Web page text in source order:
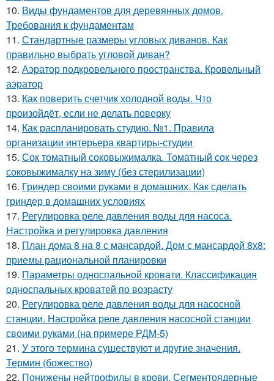
10. Виды фундаментов для деревянных домов.
Требования к фундаментам
11. Стандартные размеры угловых диванов. Как
правильно выбрать угловой диван?
12. Аэратор подкровельного пространства. Кровельный
аэратор
13. Как поверить счетчик холодной воды. Что
произойдёт, если не делать поверку
14. Как распланировать студию. №1. Правила
организации интерьера квартиры-студии
15. Сок томатный соковыжималка. Томатный сок через
соковыжималку на зиму (без стерилизации)
16. Гриндер своими руками в домашних. Как сделать
гриндер в домашних условиях
17. Регулировка реле давления воды для насоса.
Настройка и регулировка давления
18. План дома 8 на 8 с мансардой. Дом с мансардой 8х8:
приемы рациональной планировки
19. Параметры односпальной кровати. Классификация
односпальных кроватей по возрасту
20. Регулировка реле давления воды для насосной
станции. Настройка реле давления насосной станции
своими руками (на примере РДМ-5)
21. У этого термина существуют и другие значения.
Термин (божество)
22. Понижены нейтрофилы в крови. Сегментоядерные